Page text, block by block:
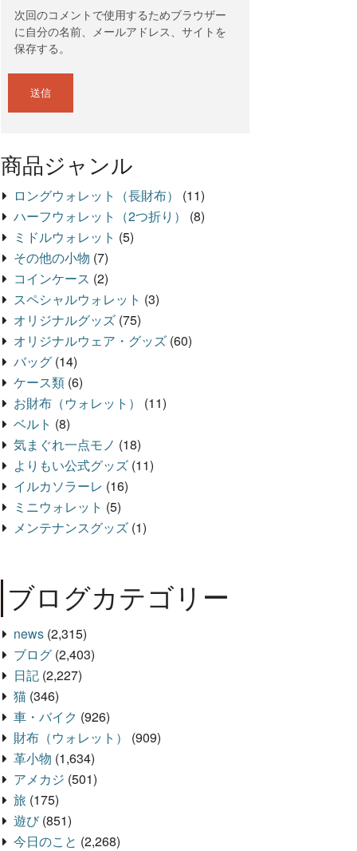
次回のコメントで使用するためブラウザー
に自分の名前、メールアドレス、サイトを
保存する。
商品ジャンル
ロングウォレット（長財布）
(11)
ハーフウォレット（2つ折り）
(8)
ミドルウォレット (5)
その他の小物 (7)
コインケース (2)
スペシャルウォレット (3)
オリジナルグッズ (75)
オリジナルウェア・グッズ (60)
バッグ (14)
ケース類 (6)
お財布（ウォレット）
(11)
ベルト (8)
気まぐれ一点モノ (18)
よりもい公式グッズ (11)
イルカソラーレ (16)
ミニウォレット (5)
メンテナンスグッズ (1)
ブログカテゴリー
news (2,315)
ブログ (2,403)
日記 (2,227)
猫 (346)
車・バイク (926)
財布（ウォレット）
(909)
革小物 (1,634)
アメカジ (501)
旅 (175)
遊び(851)
今日のこと (2,268)